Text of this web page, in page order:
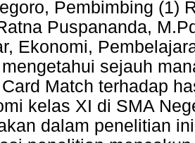
Pembimbing (1)
Puspananda,
Ekonomi,
sejauh
Match terhadap
kelas XI di SMA
dalam penelitian